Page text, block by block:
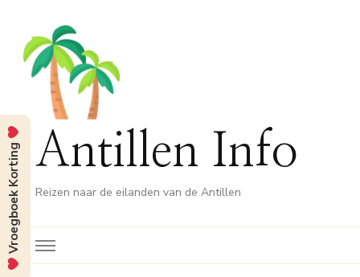
Antillen Info
Reizen naar de eilanden van de Antillen
Vroegboek Korting